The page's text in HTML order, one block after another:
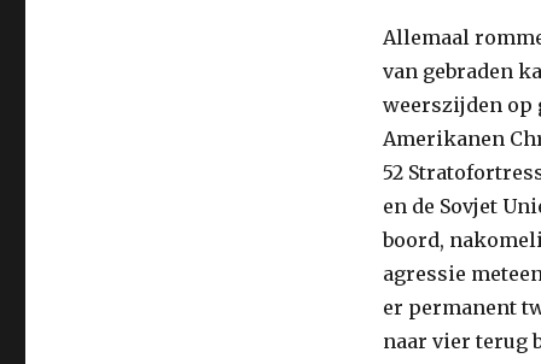
Allemaal
van gebraden
weerszijden op
Amerikanen
52
en de Sovjet
boord,
agressie
er permanent
naar vier terug